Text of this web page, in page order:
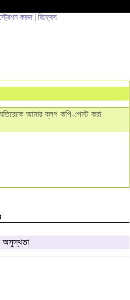
করুন | রিফ্রেস
আমার ব্লগ কপি-পেস্ট করা
অসুস্থতা